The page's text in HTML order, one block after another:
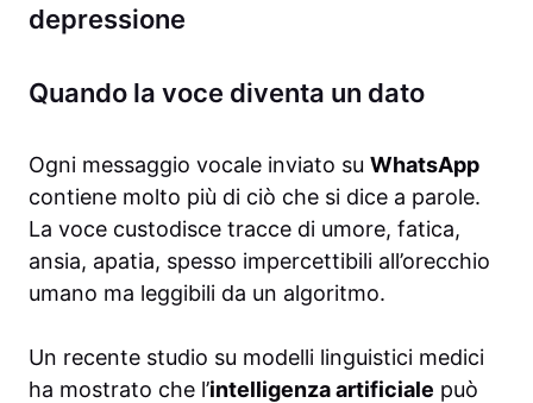
depressione
Quando la voce diventa un dato
Ogni messaggio vocale inviato su WhatsApp
contiene molto più di ciò che si dice a parole.
La voce custodisce tracce di umore, fatica,
ansia, apatia, spesso impercettibili all’orecchio
umano ma leggibili da un algoritmo.
Un recente studio su modelli linguistici medici
ha mostrato che l’intelligenza artificiale può